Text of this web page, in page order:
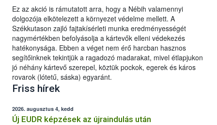
Ez az akció is rámutatott arra, hogy a Nébih valamennyi
dolgozója elkötelezett a környezet védelme mellett. A
Székkutason zajló fajtakísérleti munka eredményességét
nagymértékben befolyásolja a kártevők elleni védekezés
hatékonysága. Ebben a véget nem érő harcban hasznos
segítőinknek tekintjük a ragadozó madarakat, mivel étlapjukon
jó néhány kártevő szerepel, köztük pockok, egerek és káros
rovarok (lótetű, sáska) egyaránt.
Friss hírek
2026. augusztus 4, kedd
Új EUDR képzések az újraindulás után